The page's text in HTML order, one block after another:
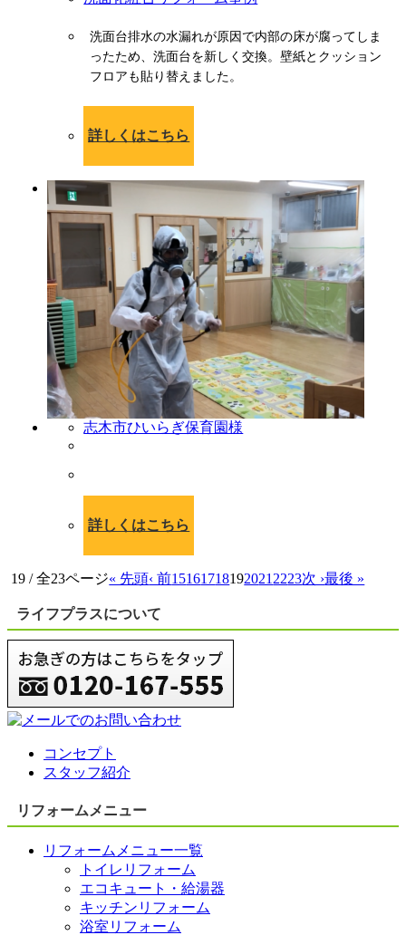
洗面台排水の水漏れが原因で内部の床が腐ってしま
ったため、洗面台を新しく交換。壁紙とクッション
フロアも貼り替えました。
詳しくはこちら
志木市ひいらぎ保育園様
詳しくはこちら
19 / 全23ページ« 先頭‹ 前15161718192021 2223次 ›最後 »
ライフプラスについて
コンセプト
スタッフ紹介
リフォームメニュー
リフォームメニュー一覧
トイレリフォーム
エコキュート・給湯器
キッチンリフォーム
浴室リフォーム